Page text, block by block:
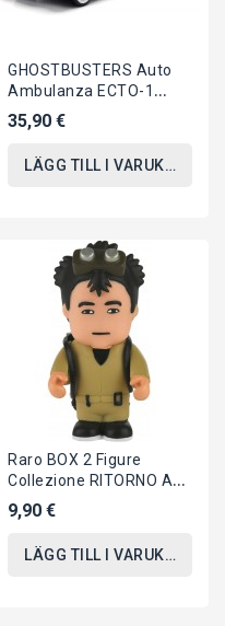
GHOSTBUSTERS Auto
Ambulanza ECTO-1
Modello 22cm Scala
1/24 DieCast METALLO...
35,90 €
LÄGG TILL I VARUKORGEN
Raro BOX 2 Figure
Collezione RITORNO AL
FUTURO Marty E Doc
BACK FUTURE Toonstar
9,90 €
LÄGG TILL I VARUKORGEN